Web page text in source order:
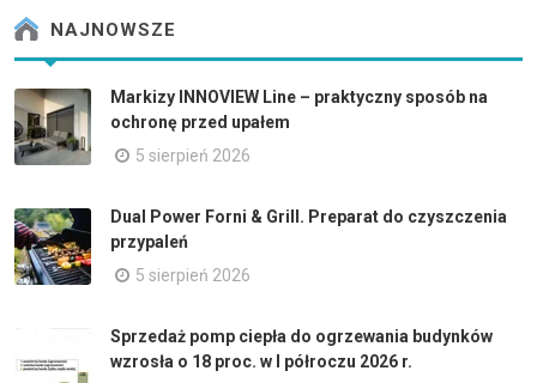
NAJNOWSZE
Markizy INNOVIEW Line – praktyczny sposób na
ochronę przed upałem
5 sierpień 2026
Dual Power Forni & Grill. Preparat do czyszczenia
przypaleń
5 sierpień 2026
Sprzedaż pomp ciepła do ogrzewania budynków
wzrosła o 18 proc. w I półroczu 2026 r.